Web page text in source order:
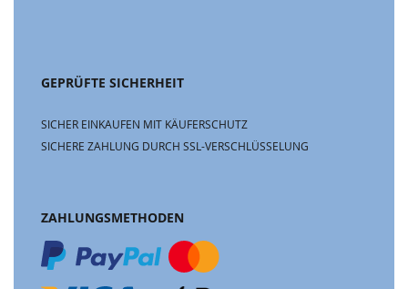
GEPRÜFTE SICHERHEIT
SICHER EINKAUFEN MIT KÄUFERSCHUTZ
SICHERE ZAHLUNG DURCH SSL-VERSCHLÜSSELUNG
ZAHLUNGSMETHODEN